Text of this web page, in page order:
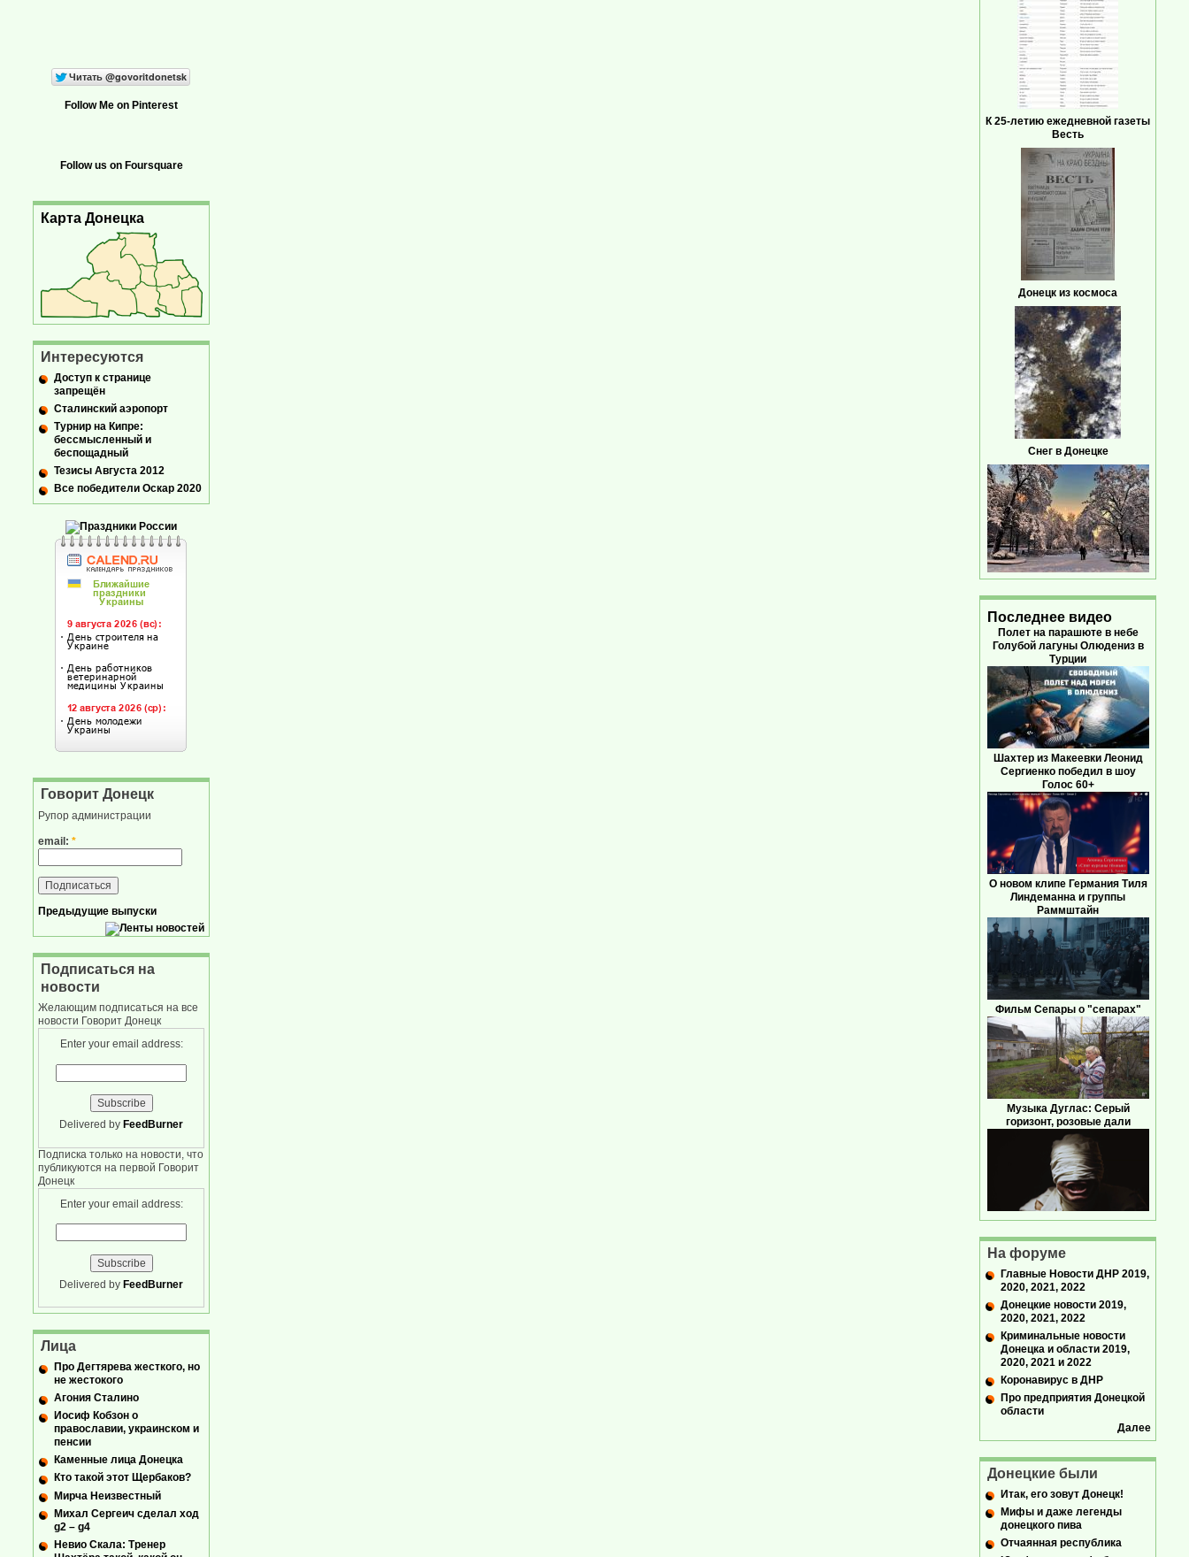
Follow Me on Pinterest
Follow us on Foursquare
Карта Донецка
Интересуются
Доступ к странице
запрещён
Сталинский аэропорт
Турнир на Кипре:
бессмысленный и
беспощадный
Тезисы Августа 2012
Все победители Оскар 2020
Говорит Донецк
Рупор администрации
email: *
Предыдущие выпуски
Подписаться на
новости
Желающим подписаться на все
новости Говорит Донецк
Enter your email address:
Delivered by FeedBurner
Подписка только на новости, что
публикуются на первой Говорит
Донецк
Enter your email address:
Delivered by FeedBurner
Лица
Про Дегтярева жесткого, но
не жестокого
Агония Сталино
Иосиф Кобзон о
православии, украинском и
пенсии
Каменные лица Донецка
Кто такой этот Щербаков?
Мирча Неизвестный
Михал Сергеич сделал ход
g2 – g4
Невио Скала: Тренер
К 25-летию ежедневной газеты
Весть
Донецк из космоса
Снег в Донецке
Последнее видео
Полет на парашюте в небе
Голубой лагуны Олюдениз в
Турции
Шахтер из Макеевки Леонид
Сергиенко победил в шоу
Голос 60+
О новом клипе Германия Тиля
Линдеманна и группы
Раммштайн
Фильм Сепары о "сепарах"
Музыка Дуглас: Серый
горизонт, розовые дали
На форуме
Главные Новости ДНР 2019,
2020, 2021, 2022
Донецкие новости 2019,
2020, 2021, 2022
Криминальные новости
Донецка и области 2019,
2020, 2021 и 2022
Коронавирус в ДНР
Про предприятия Донецкой
области
Далее
Донецкие были
Итак, его зовут Донецк!
Мифы и даже легенды
донецкого пива
Отчаянная республика